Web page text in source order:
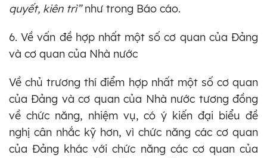
quyết, kiên trì”như trong Báo cáo.
6. Về vấn đề hợp nhất một số cơ quan của Đảng
và cơ quan của Nhà nước
Về chủ trương thí điểm hợp nhất một số cơ quan
của Đảng và cơ quan của Nhà nước tương đồng
về chức năng, nhiệm vụ, có ý kiến đại biểu đề
nghị cân nhắc kỹ hơn, vì chức năng các cơ quan
của Đảng khác với chức năng các cơ quan của